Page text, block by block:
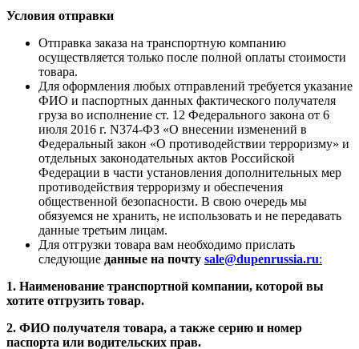
Условия отправки
Отправка заказа на транспортную компанию
осуществляется только после полной оплаты стоимости
товара.
Для оформления любых отправлений требуется указание
ФИО и паспортных данных фактического получателя
груза во исполнение ст. 12 Федерального закона от 6
июля 2016 г. N374-ФЗ «О внесении изменений в
Федеральный закон «О противодействии терроризму» и
отдельных законодательных актов Российской
Федерации в части установления дополнительных мер
противодействия терроризму и обеспечения
общественной безопасности. В свою очередь мы
обязуемся не хранить, не использовать и не передавать
данные третьим лицам.
Для отгрузки товара вам необходимо прислать
следующие данные на почту sale@dupenrussia.ru:
1. Наименование транспортной компании, которой вы
хотите отгрузить товар.
2. ФИО получателя товара, а также серию и номер
паспорта или водительских прав.